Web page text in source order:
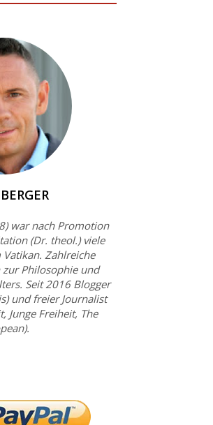
war nach Promotion
(Dr. theol.) viele
Vatikan. Zahlreiche
Philosophie und
Seit 2016 Blogger
und freier Journalist
Junge Freiheit, The